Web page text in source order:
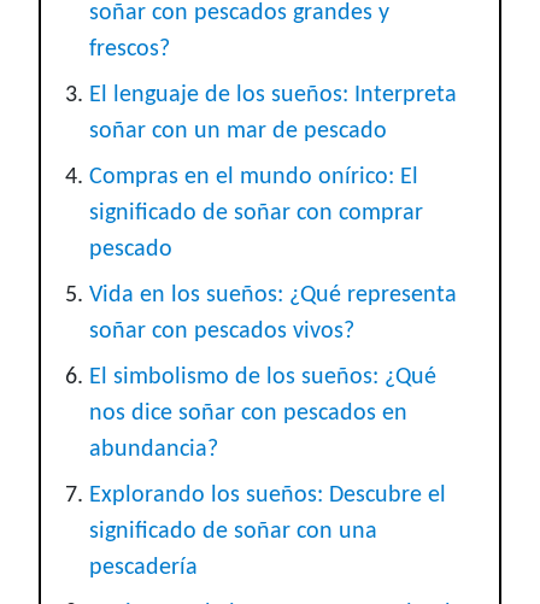
soñar con pescados grandes y
frescos?
El lenguaje de los sueños: Interpreta
soñar con un mar de pescado
Compras en el mundo onírico: El
significado de soñar con comprar
pescado
Vida en los sueños: ¿Qué representa
soñar con pescados vivos?
El simbolismo de los sueños: ¿Qué
nos dice soñar con pescados en
abundancia?
Explorando los sueños: Descubre el
significado de soñar con una
pescadería